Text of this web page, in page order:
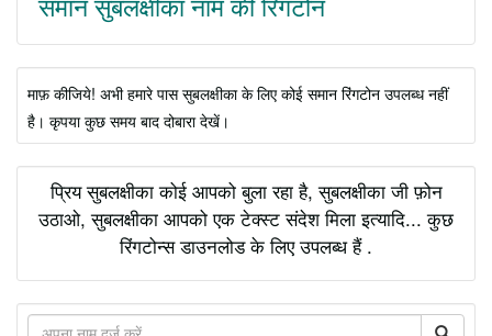
समान सुबलक्षीका नाम की रिंगटोन
माफ़ कीजिये! अभी हमारे पास सुबलक्षीका के लिए कोई समान रिंगटोन उपलब्ध नहीं
है। कृपया कुछ समय बाद दोबारा देखें।
प्रिय सुबलक्षीका कोई आपको बुला रहा है, सुबलक्षीका जी फ़ोन
उठाओ, सुबलक्षीका आपको एक टेक्स्ट संदेश मिला इत्यादि... कुछ
रिंगटोन्स डाउनलोड के लिए उपलब्ध हैं .